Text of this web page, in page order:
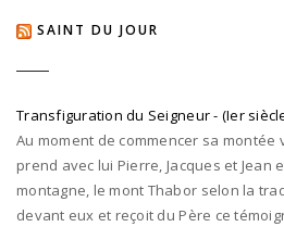
SAINT DU JOUR
Transfiguration du Seigneur - (Ier
Au moment de commencer sa montée
prend avec lui Pierre, Jacques et Jean
montagne, le mont Thabor selon la
devant eux et reçoit du Père ce